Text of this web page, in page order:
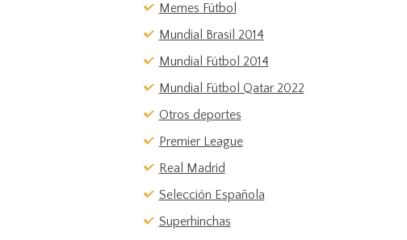
Memes Fútbol
Mundial Brasil 2014
Mundial Fútbol 2014
Mundial Fútbol Qatar 2022
Otros deportes
Premier League
Real Madrid
Selección Española
Superhinchas